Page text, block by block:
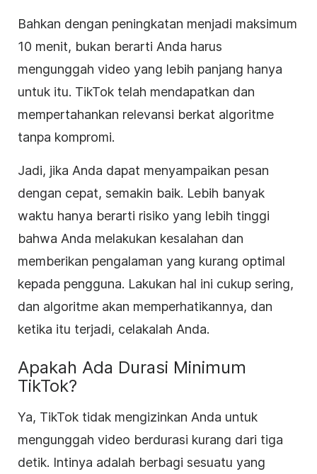
Bahkan dengan peningkatan menjadi maksimum
10 menit, bukan berarti Anda harus
mengunggah video yang lebih panjang hanya
untuk itu. TikTok telah mendapatkan dan
mempertahankan relevansi berkat algoritme
tanpa kompromi.
Jadi, jika Anda dapat menyampaikan pesan
dengan cepat, semakin baik. Lebih banyak
waktu hanya berarti risiko yang lebih tinggi
bahwa Anda melakukan kesalahan dan
memberikan pengalaman yang kurang optimal
kepada pengguna. Lakukan hal ini cukup sering,
dan algoritme akan memperhatikannya, dan
ketika itu terjadi, celakalah Anda.
Apakah Ada Durasi Minimum
TikTok?
Ya, TikTok tidak mengizinkan Anda untuk
mengunggah video berdurasi kurang dari tiga
detik. Intinya adalah berbagi sesuatu yang